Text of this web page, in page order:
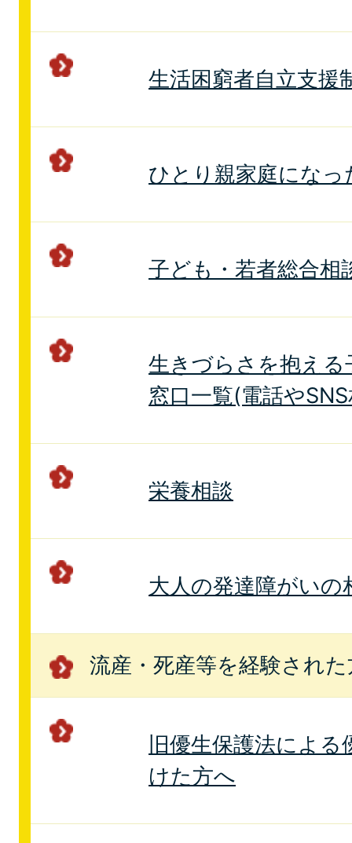
生活困窮者自立支援
ひとり親家庭になっ
子ども・若者総合相
生きづらさを抱える
窓口一覧(電話や
栄養相談
大人の発達障がいの
流産・死産等を経験され
旧優生保護法によ
けた方へ